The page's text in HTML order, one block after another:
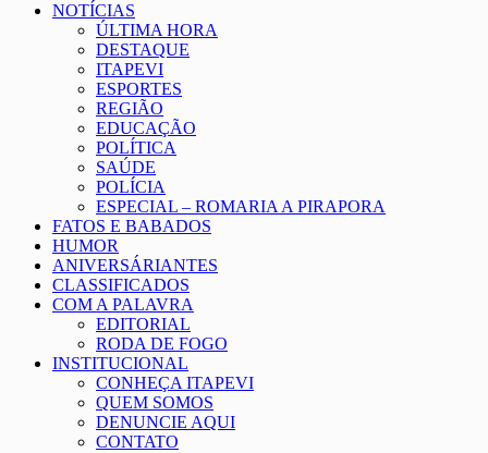
NOTÍCIAS
ÚLTIMA HORA
DESTAQUE
ITAPEVI
ESPORTES
REGIÃO
EDUCAÇÃO
POLÍTICA
SAÚDE
POLÍCIA
ESPECIAL – ROMARIA A PIRAPORA
FATOS E BABADOS
HUMOR
ANIVERSÁRIANTES
CLASSIFICADOS
COM A PALAVRA
EDITORIAL
RODA DE FOGO
INSTITUCIONAL
CONHEÇA ITAPEVI
QUEM SOMOS
DENUNCIE AQUI
CONTATO